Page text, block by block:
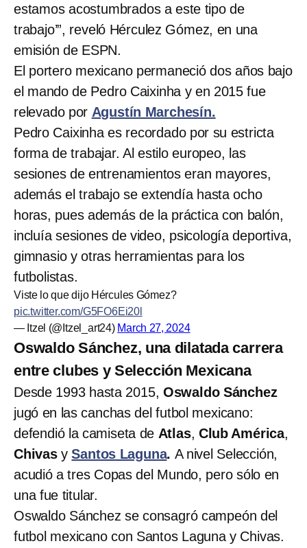
estamos acostumbrados a este tipo de
trabajo’”, reveló Hérculez Gómez, en una
emisión de ESPN.
El portero mexicano permaneció dos años bajo
el mando de Pedro Caixinha y en 2015 fue
relevado por Agustín Marchesín.
Pedro Caixinha es recordado por su estricta
forma de trabajar. Al estilo europeo, las
sesiones de entrenamientos eran mayores,
además el trabajo se extendía hasta ocho
horas, pues además de la práctica con balón,
incluía sesiones de video, psicología deportiva,
gimnasio y otras herramientas para los
futbolistas.
Viste lo que dijo Hércules Gómez?
pic.twitter.com/G5FO6Ei20l
— Itzel (@Itzel_art24) March 27, 2024
Oswaldo Sánchez, una dilatada carrera
entre clubes y Selección Mexicana
Desde 1993 hasta 2015, Oswaldo Sánchez
jugó en las canchas del futbol mexicano:
defendió la camiseta de Atlas, Club América,
Chivasy Santos Laguna. A nivel Selección,
acudió a tres Copas del Mundo, pero sólo en
una fue titular.
Oswaldo Sánchez se consagró campeón del
futbol mexicano con Santos Laguna y Chivas.